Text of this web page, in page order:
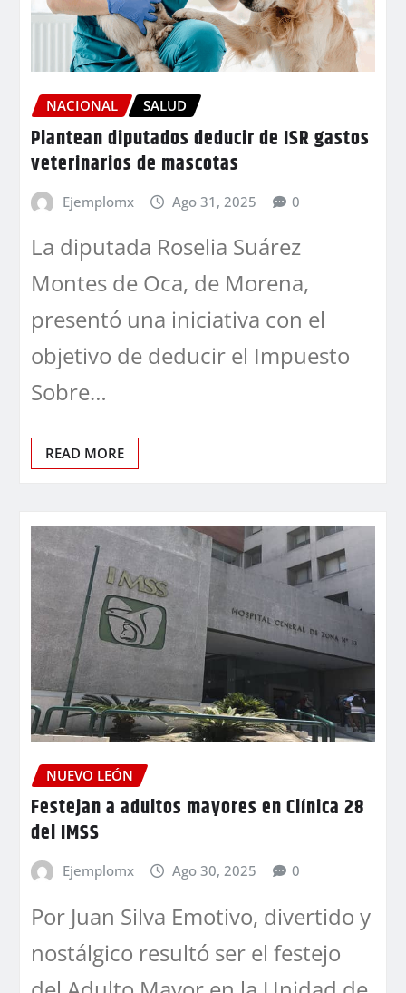
NACIONAL SALUD
Plantean diputados deducir de ISR gastos
veterinarios de mascotas
Ejemplomx Ago 31, 2025 0
La diputada Roselia Suárez
Montes de Oca, de Morena,
presentó una iniciativa con el
objetivo de deducir el Impuesto
Sobre…
READ MORE
NUEVO LEÓN
Festejan a adultos mayores en Clínica 28
del IMSS
Ejemplomx Ago 30, 2025 0
Por Juan Silva Emotivo, divertido y
nostálgico resultó ser el festejo